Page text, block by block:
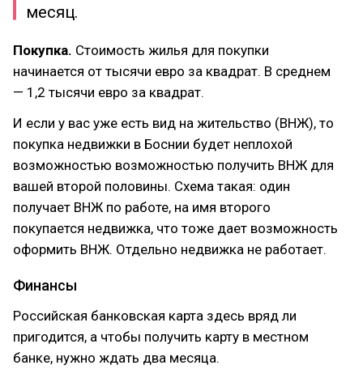
месяц.
Покупка. Стоимость жилья для покупки
начинается от тысячи евро за квадрат. В среднем
— 1,2 тысячи евро за квадрат.
И если у вас уже есть вид на жительство (ВНЖ), то
покупка недвижки в Боснии будет неплохой
возможностью возможностью получить ВНЖ для
вашей второй половины. Схема такая: один
получает ВНЖ по работе, на имя второго
покупается недвижка, что тоже дает возможность
оформить ВНЖ. Отдельно недвижка не работает.
Финансы
Российская банковская карта здесь вряд ли
пригодится, а чтобы получить карту в местном
банке, нужно ждать два месяца.